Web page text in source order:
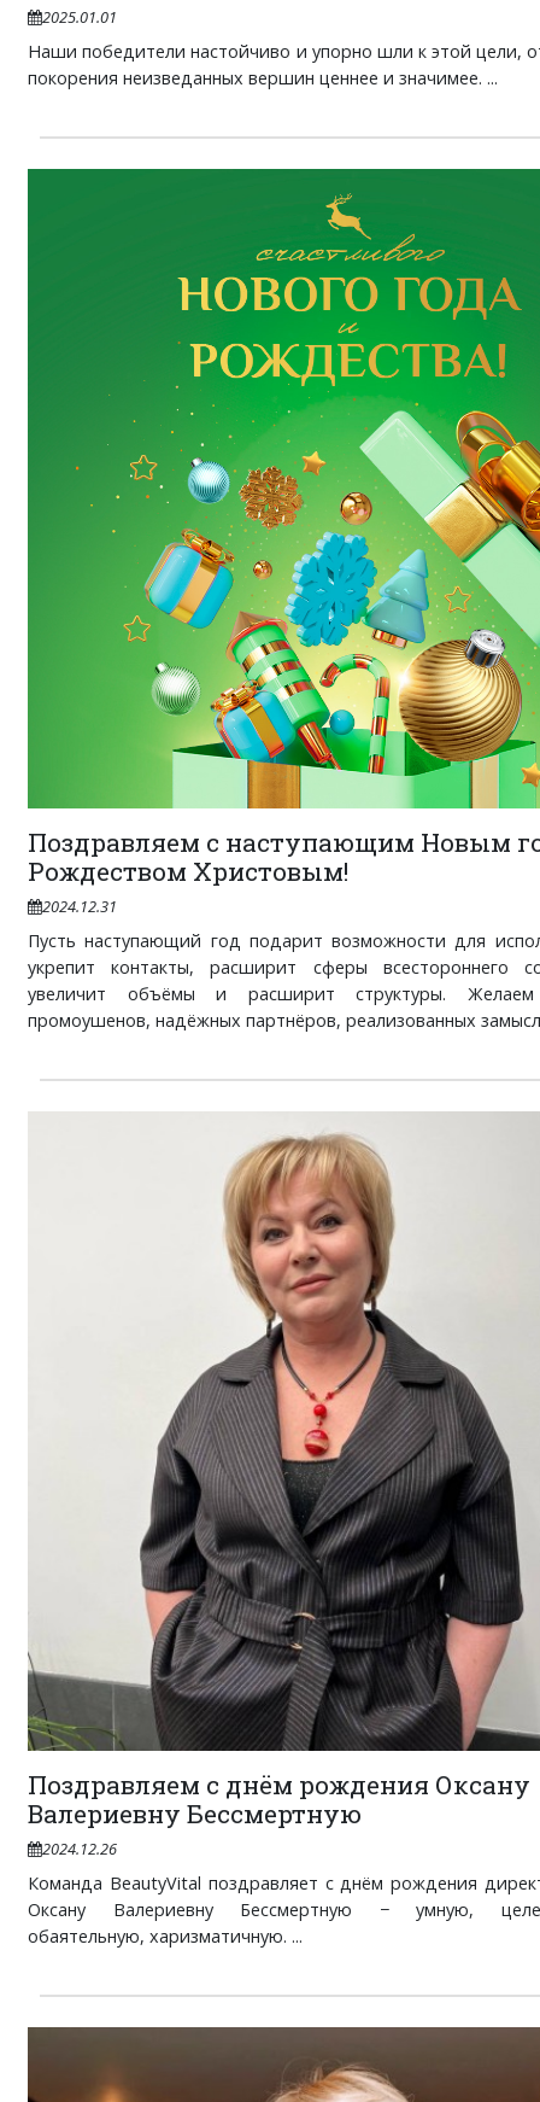
2025.01.01
Наши победители настойчиво и упорно шли к этой цели,
покорения неизведанных вершин ценнее и значимее. ...
Поздравляем с наступающим Новым
Рождеством Христовым!
2024.12.31
Пусть наступающий год подарит возможности для
укрепит контакты, расширит сферы всестороннего
увеличит объёмы и расширит структуры. Желаем
промоушенов, надёжных партнёров, реализованных
Поздравляем с днём рождения Оксану
Валериевну Бессмертную
2024.12.26
Команда BeautyVital поздравляет с днём рождения
Оксану Валериевну Бессмертную − умную,
обаятельную, харизматичную. ...